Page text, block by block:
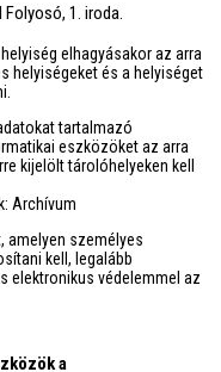
1. iroda.
elhagyásakor az arra
helyiségeket és a helyiséget
tartalmazó
eszközöket az arra
kijelölt tárolóhelyeken kell
Archívum
amelyen személyes
kell, legalább
elektronikus védelemmel az
a